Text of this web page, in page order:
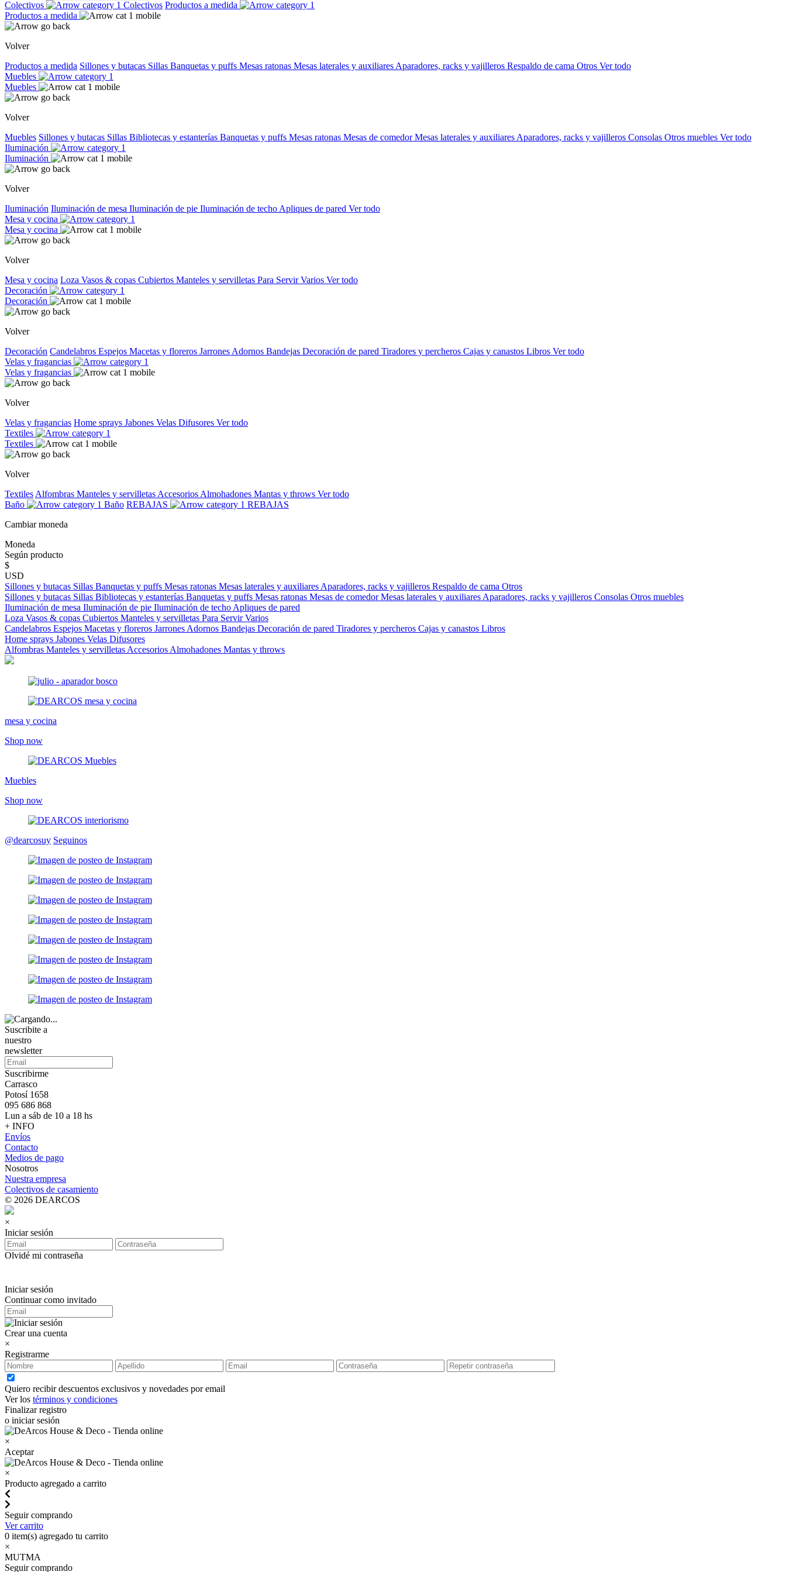
Colectivos Colectivos Productos a medida
Productos a medida
Volver
Productos a medida Sillones y butacas Sillas Banquetas y puffs Mesas ratonas Mesas laterales y auxiliares Aparadores, racks y vajilleros Respaldo de cama Otros Ver todo
Muebles
Muebles
Volver
Muebles Sillones y butacas Sillas Bibliotecas y estanterías Banquetas y puffs Mesas ratonas Mesas de comedorMesas laterales y auxiliares Aparadores, racks y vajilleros Consolas Otros muebles Ver todo
Iluminación
Iluminación
Volver
Iluminación Iluminación de mesa Iluminación de pie Iluminación de techo Apliques de pared Ver todo
Mesa y cocina
Mesa y cocina
Volver
Mesa y cocina Loza Vasos & copas Cubiertos Manteles y servilletas Para ServirVarios Ver todo
Decoración
Decoración
Volver
Decoración Candelabros Espejos Macetas y floreros Jarrones Adornos Bandejas Decoración de pared Tiradores y percheros Cajas y canastos Libros Ver todo
Velas y fragancias
Velas y fragancias
Volver
Velas y fragancias Home sprays Jabones Velas Difusores Ver todo
Textiles
Textiles
Volver
Textiles Alfombras Manteles y servilletas Accesorios Almohadones Mantas y throws Ver todo
Baño
Baño REBAJAS
REBAJAS
Cambiar moneda
Moneda
Según producto
$
USD
Sillones y butacas Sillas Banquetas y puffs Mesas ratonas Mesas laterales y auxiliares Aparadores, racks y vajilleros Respaldo de cama Otros
Sillones y butacas Sillas Bibliotecas y estanterías Banquetas y puffs Mesas ratonas Mesas de comedorMesas laterales y auxiliares Aparadores, racks y vajilleros Consolas Otros muebles
Iluminación de mesa Iluminación de pie Iluminación de techo Apliques de pared
Loza Vasos & copas Cubiertos Manteles y servilletas Para ServirVarios
Candelabros Espejos Macetas y floreros Jarrones Adornos Bandejas Decoración de pared Tiradores y percheros Cajas y canastos Libros
Home sprays Jabones Velas Difusores
Alfombras Manteles y servilletas Accesorios Almohadones Mantas y throws
mesa y cocina
Shop now
Muebles
Shop now
@dearcosuy Seguinos
Suscribite a
nuestro
newsletter
Suscribirme
Carrasco
Potosí 1658
095 686 868
Lun a sáb de 10 a 18 hs
+ INFO
Envíos
Contacto
Medios de pago
Nosotros
Nuestra empresa
Colectivos de casamiento
© 2026 DEARCOS
×
Iniciar sesión
Olvidé mi contraseña
Iniciar sesión
Continuar como invitado
Crear una cuenta
×
Registrarme
Quiero recibir descuentos exclusivos y novedades por email
Ver los términos y condiciones
Finalizar registro
o iniciar sesión
×
Aceptar
×
Producto agregado a carrito
Seguir comprando
Ver carrito
0 item(s) agregado tu carrito
×
MUTMA
Seguir comprando